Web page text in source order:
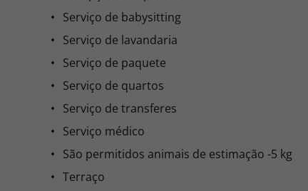
Serviço de babysitting
Serviço de lavandaria
Serviço de paquete
Serviço de quartos
Serviço de transferes
Serviço médico
São permitidos animais de estimação -5 kg
Terraço